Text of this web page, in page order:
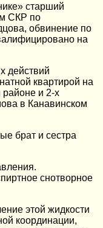
старший
СКР по
обвинение по
на
действий
квартирой на
и 2-х
в Канавинском
брат и сестра
снотворное
этой жидкости
координации,